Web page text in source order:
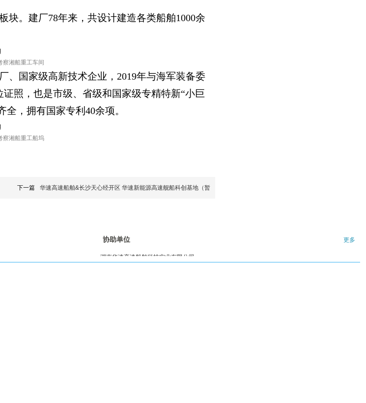
。建厂78年来，共设计建造各类船舶1000余
察湘船重工车间
、国家级高新技术企业，2019年与海军装备委
照，也是市级、省级和国家级专精特新“小巨
，拥有国家专利40余项。
察湘船重工船坞
下一篇 华速高速船舶&长沙天心经开区 华速新能源高速舰船科创基地（暂
协助单位 更多
湖南华速高速船舶科技实业有限公司